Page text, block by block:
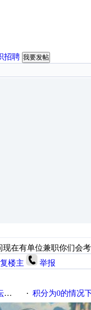
招聘 我要发帖
在有单位兼职你们会
楼主 举报
· 积分为0的情况